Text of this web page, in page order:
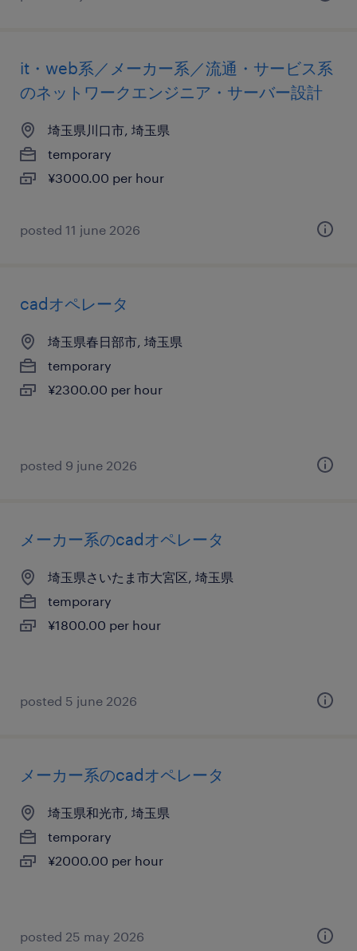
it・web系／メーカー系／流通・サービス系
のネットワークエンジニア・サーバー設計
埼玉県川口市, 埼玉県
temporary
¥3000.00 per hour
posted 11 june 2026
cadオペレータ
埼玉県春日部市, 埼玉県
temporary
¥2300.00 per hour
posted 9 june 2026
メーカー系のcadオペレータ
埼玉県さいたま市大宮区, 埼玉県
temporary
¥1800.00 per hour
posted 5 june 2026
メーカー系のcadオペレータ
埼玉県和光市, 埼玉県
temporary
¥2000.00 per hour
posted 25 may 2026